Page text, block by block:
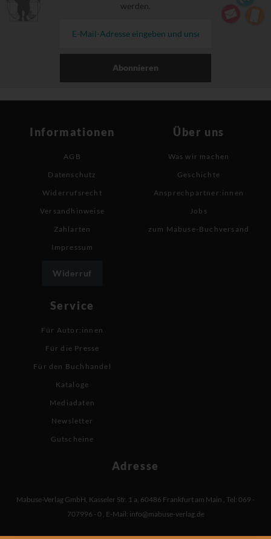
werden.
Abonnieren
Informationen
AGB
Datenschutz
Widerrufsrecht
Versandhinweise
Zahlarten
Impressum
Widerruf
Über uns
Was wir machen
Geschichte
Ansprechpartner:innen
Jobs
zum Mabuse-Buchversand
Service
Für Autor:innen
Für die Presse
Für den Buchhandel
Kataloge
Mediadaten
Newsletter
Gutscheine
Adresse
Mabuse-Verlag GmbH, Kasseler Str. 1 a, 60486 Frankfurt am Main , Tel: 069 -
707996 - 0 , E-Mail: info@mabuse-verlag.de